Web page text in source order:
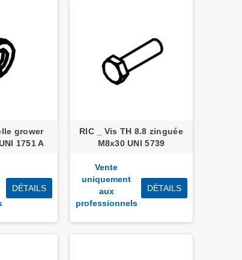
grower
1751 A
DÉTAILS
RIC _ Vis TH 8.8 zinguée
M8x30 UNI 5739
Vente
uniquement
aux
professionnels
DÉTAILS